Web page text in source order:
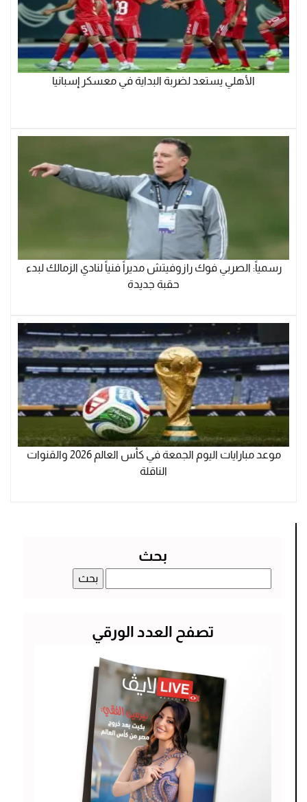
الأهلي يستعد لضربة البداية في معسكر إسبانيا
رسمياً: الصربي فوك رازوفيتش مديراً فنياً لنادي الزمالك لبدء
حقبة جديدة
موعد مبارايات اليوم الجمعة في كأس العالم 2026 والقنوات
الناقلة
بحث
عن:
تصفح العدد الورقي